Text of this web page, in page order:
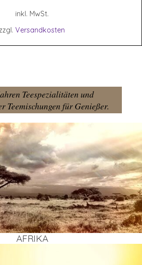
inkl. MwSt.
Versandkosten
Teespezialitäten und
Teemischungen für Genießer.
AFRI­KA